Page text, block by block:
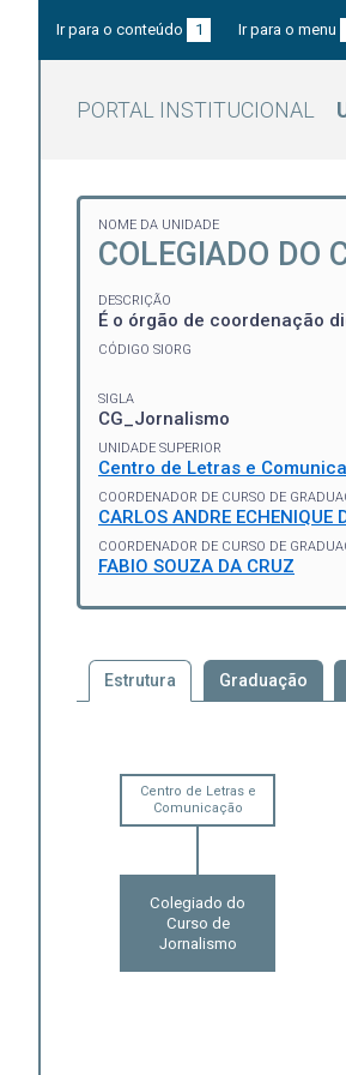
Ir para o conteúdo 1 Ir para o menu
PORTAL INSTITUCIONAL
NOME DA UNIDADE
COLEGIADO DO
DESCRIÇÃO
É o órgão de coordenação
CÓDIGO SIORG
SIGLA
CG_Jornalismo
UNIDADE SUPERIOR
Centro de Letras e
COORDENADOR DE CURSO DE
CARLOS ANDRE ECHENIQUE
COORDENADOR DE CURSO DE
FABIO SOUZA DA CRUZ
Estrutura Graduação
Centro de Letras e
Comunicação
Colegiado do
Curso de
Jornalismo